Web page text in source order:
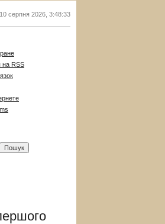
10 серпня 2026 3:48:34
на RSS